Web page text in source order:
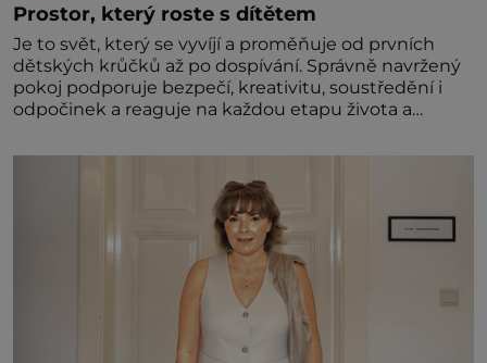
Prostor, který roste s dítětem
Je to svět, který se vyvíjí a proměňuje od prvních
dětských krůčků až po dospívání. Správně navržený
pokoj podporuje bezpečí, kreativitu, soustředění i
odpočinek a reaguje na každou etapu života a
jednoduchost, měkkost a bezpečí, proto by pokoj